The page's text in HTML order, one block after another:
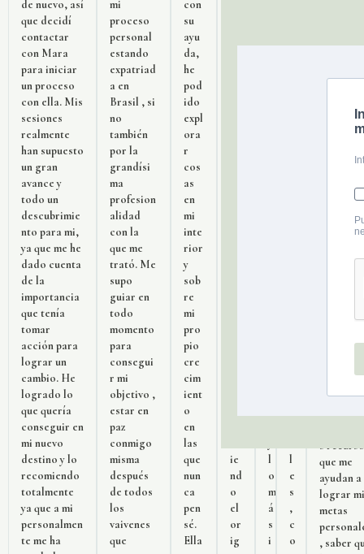
de nuevo, así
que decidí
contactar
con Mara
para iniciar
un proceso
con ella. Mis
sesiones
realmente
han supuesto
un gran
avance y
todo un
descubrimie
nto para mi,
ya que me he
dado cuenta
de la
importancia
que tenía
tomar
acción para
lograr un
cambio. He
logrado lo
que quería
conseguir en
mi nuevo
destino y lo
recomiendo
totalmente
ya que a mi
personalmen
te me ha
mi
proceso
personal
estando
expatriad
a en
Brasil , si
no
también
por la
grandísi
ma
profesion
alidad
con la
que me
trató. Me
supo
guiar en
todo
momento
para
consegui
r mi
objetivo ,
estar en
paz
conmigo
misma
después
de todos
los
vaivenes
que
con
su
ayu
da,
he
pod
ido
expl
ora
r
cos
as
en
mi
inte
rior
y
sob
re
mi
pro
pio
cre
cim
ient
o
en
las
que
nun
ca
pen
sé.
Ella
ie
nd
o
el
or
ig
l
o
m
á
s
i
l
e
s
,
c
o
s
ayudan a
, saber
y sí tienen
Además
s. Me
s
que me
ayudan a
lograr
metas
, saber